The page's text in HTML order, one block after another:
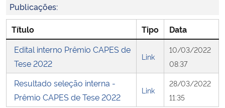
Ministério da Ciência, Tecnologia, Inovações e Comunicações
Ministério do Meio Ambiente
Ministério do Turismo
Publicações:
Título Tipo
Data
Edital interno Prêmio CAPES de
Tese 2022
Link
10/03/2022
08:37
Resultado seleção interna -
Prêmio CAPES de Tese 2022
Link
28/03/2022
11:35